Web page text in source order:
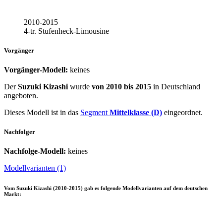
2010-2015
4-tr. Stufenheck-Limousine
Vorgänger
Vorgänger-Modell: keines
DerSuzuki Kizashi wurde von 2010 bis 2015 in Deutschland
angeboten.
Dieses Modell ist in das Segment Mittelklasse (D) eingeordnet.
Nachfolger
Nachfolge-Modell: keines
Modellvarianten (1)
Vom Suzuki Kizashi (2010-2015) gab es folgende Modellvarianten auf dem deutschen
Markt: